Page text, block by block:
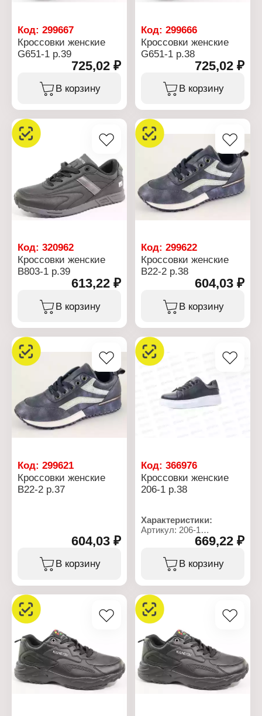
Код: 299667
Кроссовки женские
G651-1 р.39
725,02 ₽
В корзину
Код:299666
Кроссовки женские
G651-1 р.38
725,02 ₽
В корзину
Код: 320962
Кроссовки женские
B803-1 р.39
613,22 ₽
В корзину
Код:299622
Кроссовки женские
B22-2 р.38
604,03 ₽
В корзину
Код: 299621
Кроссовки женские
B22-2 р.37
604,03 ₽
В корзину
Код:366976
Кроссовки женские
206-1 р.38
Характеристики:
Артикул: 206-1
Тип товара: Обувь
Назначение: женские
Размер: 38 р.
текстиль
Материал: искуственная
кожа
669,22 ₽
В корзину